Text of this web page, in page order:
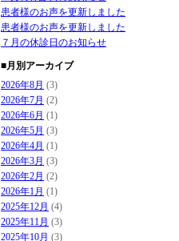
患者様のお声を更新しました
患者様のお声を更新しました
７月の休診日のお知らせ
■月別アーカイブ
2026年8月 (3)
2026年7月 (2)
2026年6月 (1)
2026年5月 (3)
2026年4月 (1)
2026年3月 (3)
2026年2月 (2)
2026年1月 (1)
2025年12月 (4)
2025年11月 (3)
2025年10月 (3)